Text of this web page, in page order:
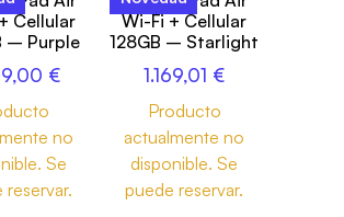
Cellular
– Purple
€
no
Se
reservar.
Wi-Fi + Cellular
128GB – Starlight
1.169,01 €
Producto
actualmente no
disponible. Se
puede reservar.